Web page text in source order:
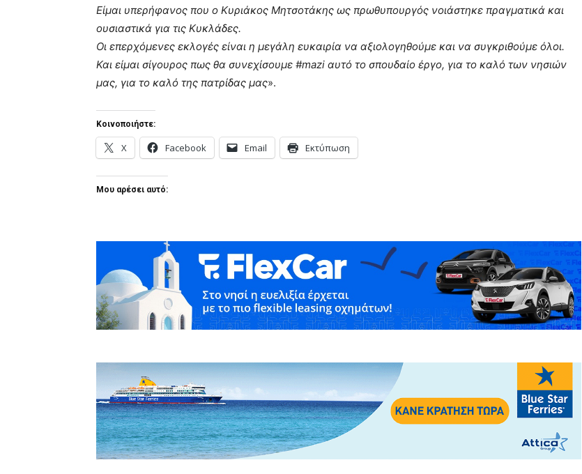
Είμαι υπερήφανος που ο Κυριάκος Μητσοτάκης ως πρωθυπουργός νοιάστηκε πραγματικά και
ουσιαστικά για τις Κυκλάδες.
Οι επερχόμενες εκλογές είναι η μεγάλη ευκαιρία να αξιολογηθούμε και να συγκριθούμε όλοι.
Και είμαι σίγουρος πως θα συνεχίσουμε #mazi αυτό το σπουδαίο έργο, για το καλό των νησιών
μας, για το καλό της πατρίδας μας».
Κοινοποιήστε:
X Facebook Email Εκτύπωση
Μου αρέσει αυτό: